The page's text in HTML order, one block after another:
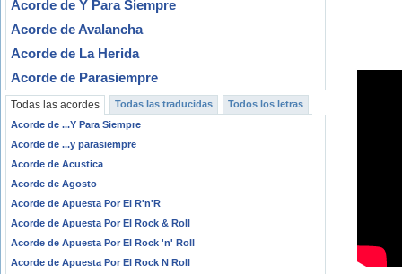
Acorde de Y Para Siempre
Acorde de Avalancha
Acorde de La Herida
Acorde de Parasiempre
Todas las acordes Todas las traducidas
Todos los letras
Acorde de ...Y Para Siempre
Acorde de ...y parasiempre
Acorde de Acustica
Acorde de Agosto
Acorde de Apuesta Por El R'n'R
Acorde de Apuesta Por El Rock & Roll
Acorde de Apuesta Por El Rock 'n' Roll
Acorde de Apuesta Por El Rock N Roll